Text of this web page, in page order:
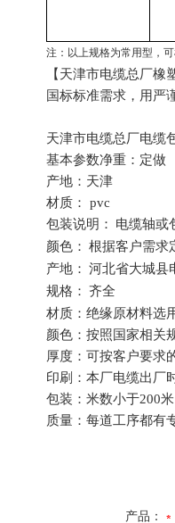
注：以上规格为常用型，
【天津市电缆总厂
国标标准需求，用严
天津市电缆总厂电缆
基本参数净重：定做
产地：天津
材质：
pvc
包装说明：
电缆轴或
颜色： 根据客户需求
产地： 河北省大城县
规格： 齐全
材质：绝缘原材料选
颜色：按照国家相关
厚度：可按客户要求
印刷：本厂电缆出厂
包装：米数小于200
质量：每道工序都有
产品：